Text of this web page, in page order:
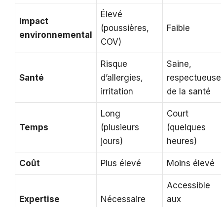
Impact
environnemental
Élevé
(poussières,
COV)
Faible
Santé
Risque
d’allergies,
irritation
Saine,
respectueuse
de la santé
Temps
Long
(plusieurs
jours)
Court
(quelques
heures)
Coût Plus élevé Moins élevé
Expertise Nécessaire
Accessible
aux